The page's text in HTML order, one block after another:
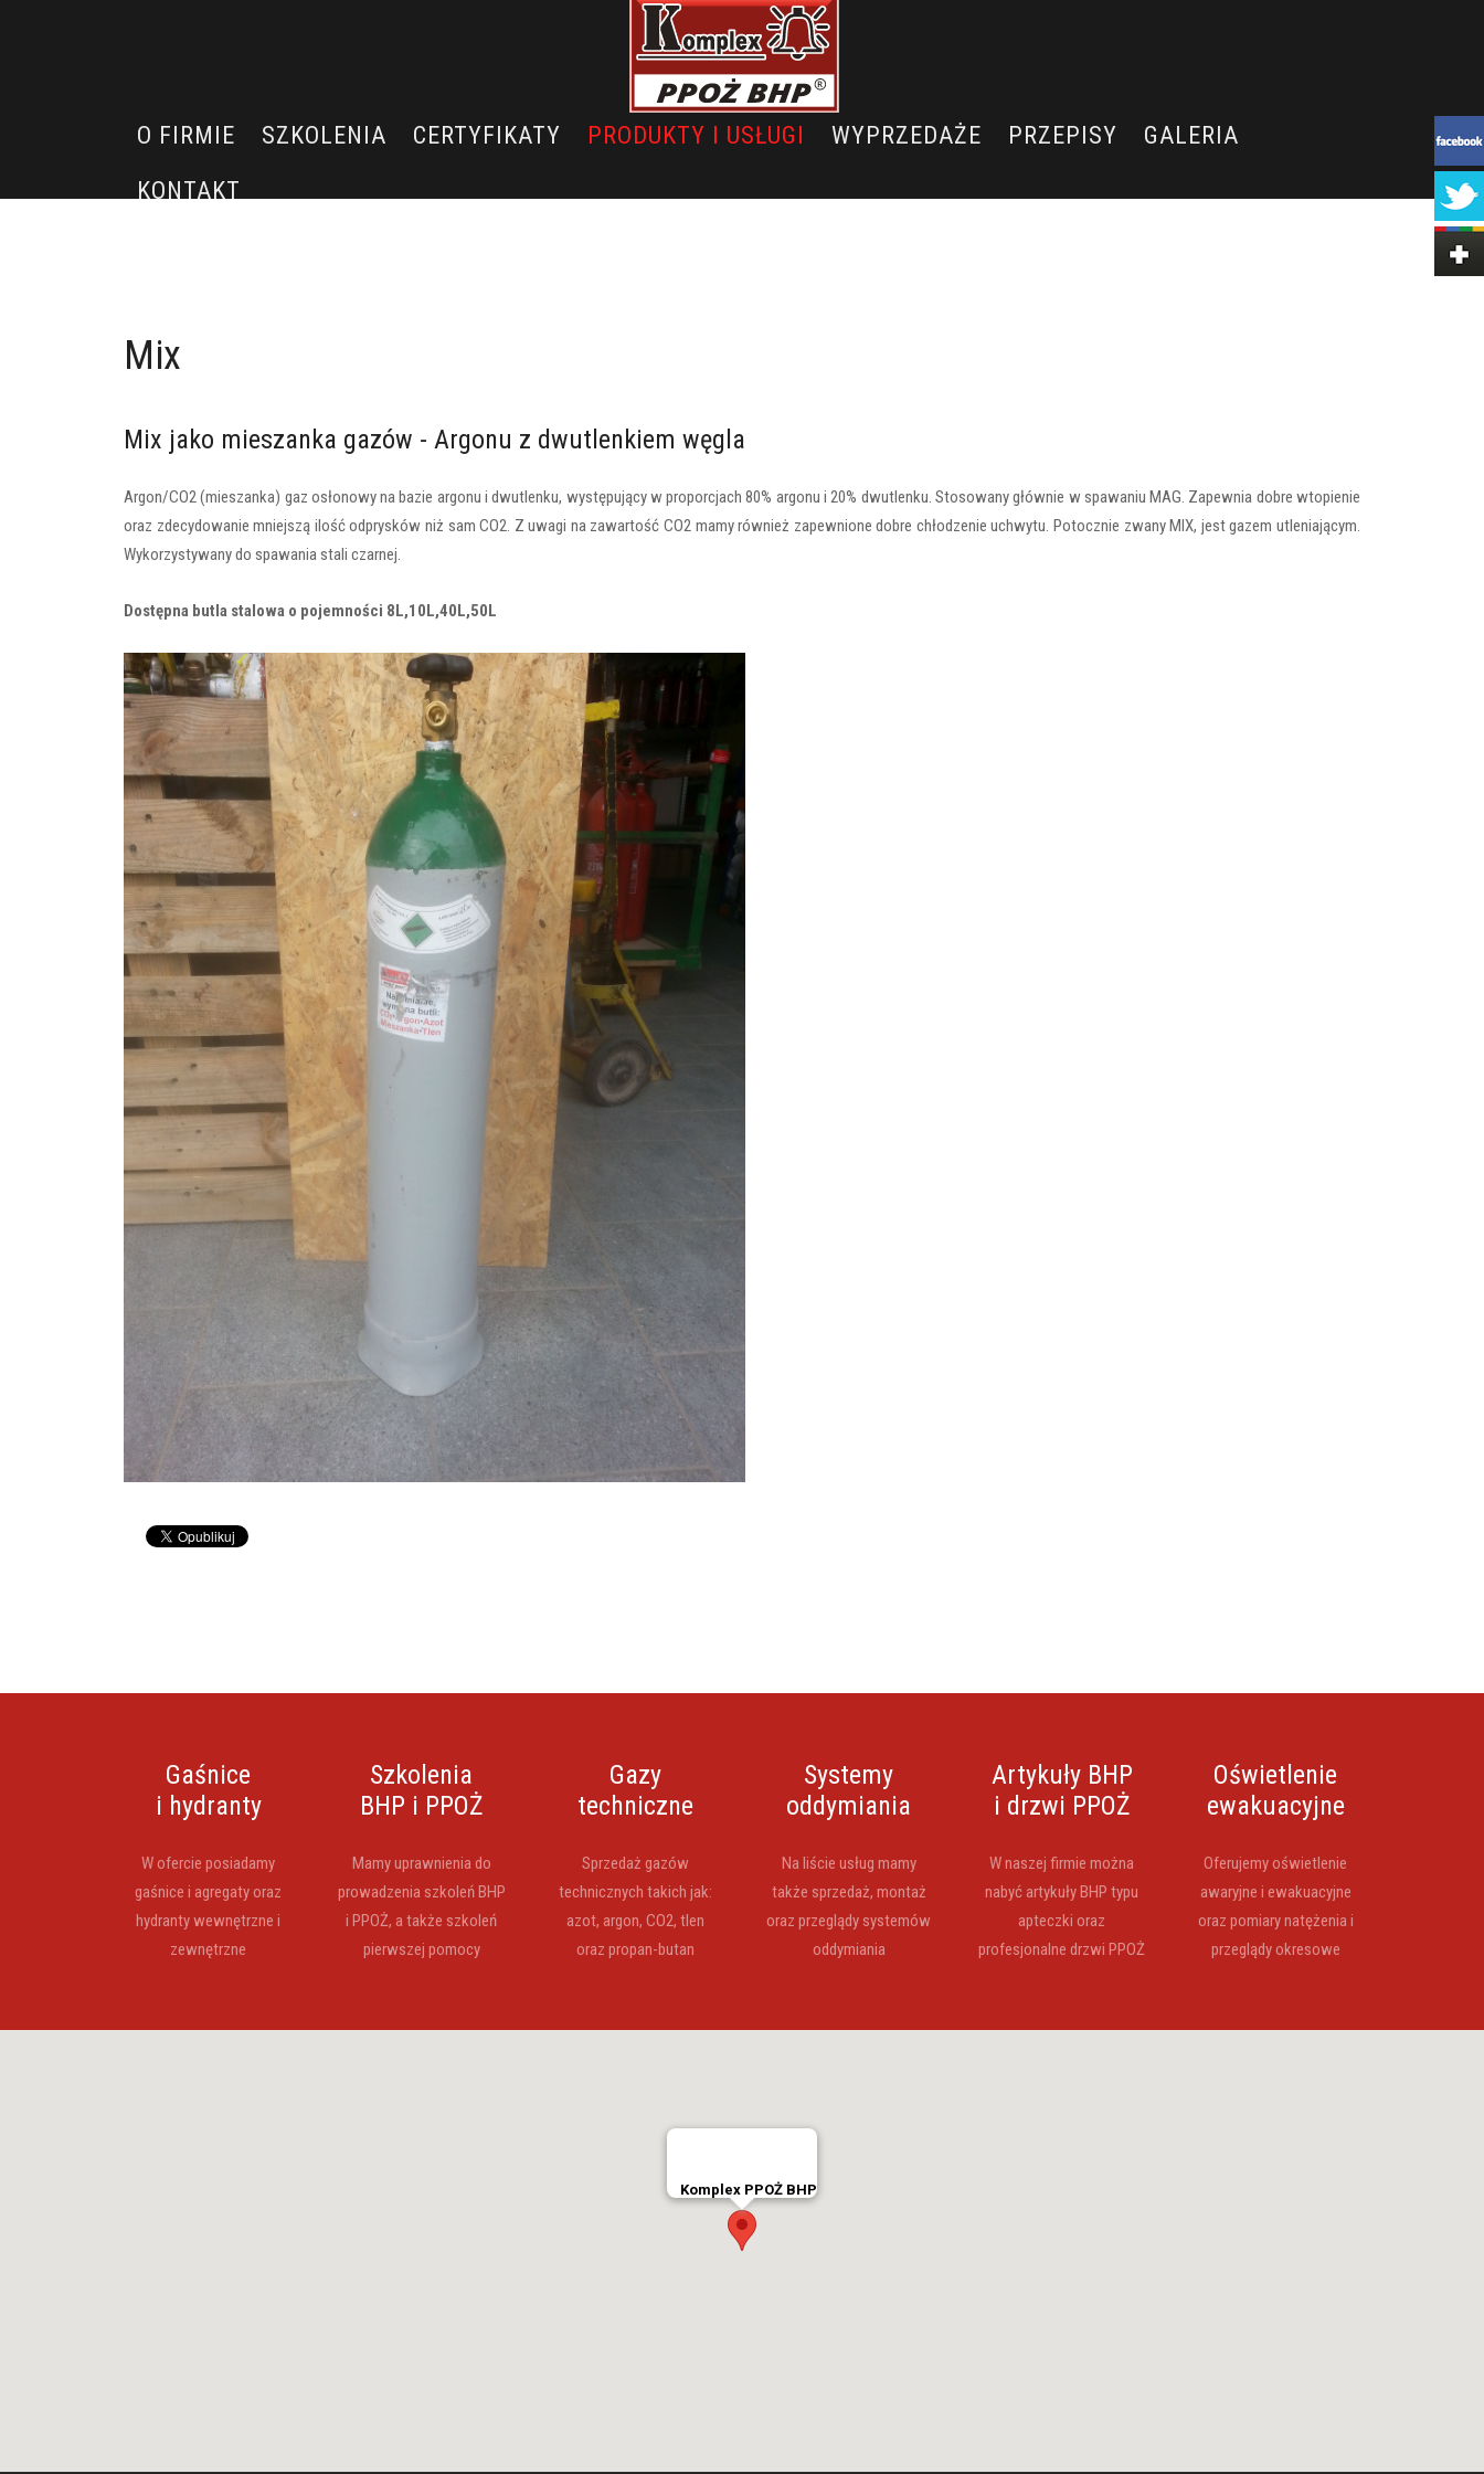
O FIRMIE SZKOLENIA CERTYFIKATY PRODUKTY I USŁUGI WYPRZEDAŻE PRZEPISY
GALERIA
KONTAKT
Mix
Mix jako mieszanka gazów - Argonu z dwutlenkiem węgla
Argon/CO2 (mieszanka) gaz osłonowy na bazie argonu i dwutlenku, występujący w proporcjach 80% argonu i 20% dwutlenku. Stosowany głównie w spawaniu MAG. Zapewnia dobre wtopienie
oraz zdecydowanie mniejszą ilość odprysków niż sam CO2. Z uwagi na zawartość CO2 mamy również zapewnione dobre chłodzenie uchwytu. Potocznie zwany MIX, jest gazem utleniającym.
Wykorzystywany do spawania stali czarnej.
Dostępna butla stalowa o pojemności 8L,10L,40L,50L
Gaśnice
i hydranty
W ofercie posiadamy
gaśnice i agregaty oraz
hydranty wewnętrzne i
zewnętrzne
Szkolenia
BHP i PPOŻ
Mamy uprawnienia do
prowadzenia szkoleń BHP
i PPOŻ, a także szkoleń
pierwszej pomocy
Gazy
techniczne
Sprzedaż gazów
technicznych takich jak:
azot, argon, CO2, tlen
oraz propan-butan
Systemy
oddymiania
Na liście usług mamy
także sprzedaż, montaż
oraz przeglądy systemów
oddymiania
Artykuły BHP
i drzwi PPOŻ
W naszej firmie można
nabyć artykuły BHP typu
apteczki oraz
profesjonalne drzwi PPOŻ
Oświetlenie
ewakuacyjne
Oferujemy oświetlenie
awaryjne i ewakuacyjne
oraz pomiary natężenia i
przeglądy okresowe
Komplex PPOŻ BHP